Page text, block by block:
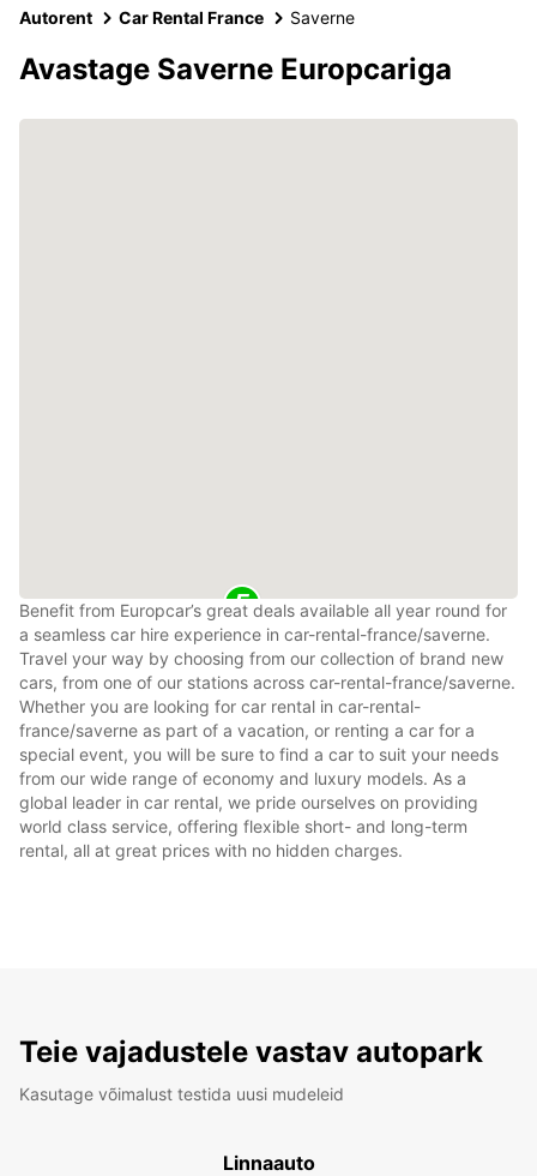
Autorent Car Rental France Saverne
Avastage Saverne Europcariga
Benefit from Europcar’s great deals available all year round for
a seamless car hire experience in car-rental-france/saverne.
Travel your way by choosing from our collection of brand new
cars, from one of our stations across car-rental-france/saverne.
Whether you are looking for car rental in car-rental-
france/saverne as part of a vacation, or renting a car for a
special event, you will be sure to find a car to suit your needs
from our wide range of economy and luxury models. As a
global leader in car rental, we pride ourselves on providing
world class service, offering flexible short- and long-term
rental, all at great prices with no hidden charges.
Teie vajadustele vastav autopark
Kasutage võimalust testida uusi mudeleid
Linnaauto